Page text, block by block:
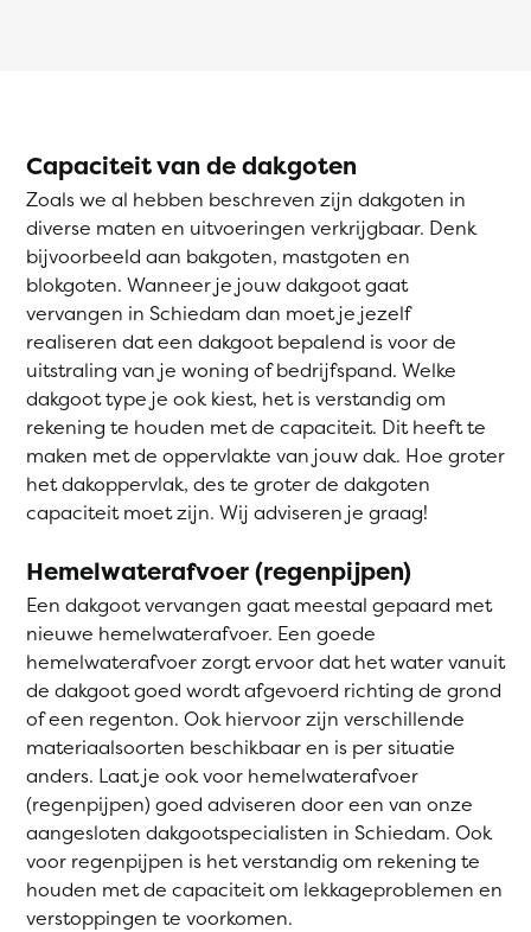
Capaciteit van de dakgoten
Zoals we al hebben beschreven zijn dakgoten in
diverse maten en uitvoeringen verkrijgbaar. Denk
bijvoorbeeld aan bakgoten, mastgoten en
blokgoten. Wanneer je jouw dakgoot gaat
vervangen in Schiedam dan moet je jezelf
realiseren dat een dakgoot bepalend is voor de
uitstraling van je woning of bedrijfspand. Welke
dakgoot type je ook kiest, het is verstandig om
rekening te houden met de capaciteit. Dit heeft te
maken met de oppervlakte van jouw dak. Hoe groter
het dakoppervlak, des te groter de dakgoten
capaciteit moet zijn. Wij adviseren je graag!
Hemelwaterafvoer (regenpijpen)
Een dakgoot vervangen gaat meestal gepaard met
nieuwe hemelwaterafvoer. Een goede
hemelwaterafvoer zorgt ervoor dat het water vanuit
de dakgoot goed wordt afgevoerd richting de grond
of een regenton. Ook hiervoor zijn verschillende
materiaalsoorten beschikbaar en is per situatie
anders. Laat je ook voor hemelwaterafvoer
(regenpijpen) goed adviseren door een van onze
aangesloten dakgootspecialisten in Schiedam. Ook
voor regenpijpen is het verstandig om rekening te
houden met de capaciteit om lekkageproblemen en
verstoppingen te voorkomen.